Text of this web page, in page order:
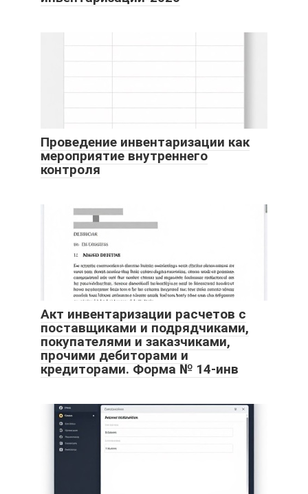
Проведение инвентаризации как
мероприятие внутреннего
контроля
Акт инвентаризации расчетов с
поставщиками и подрядчиками,
покупателями и заказчиками,
прочими дебиторами и
кредиторами. Форма № 14-инв